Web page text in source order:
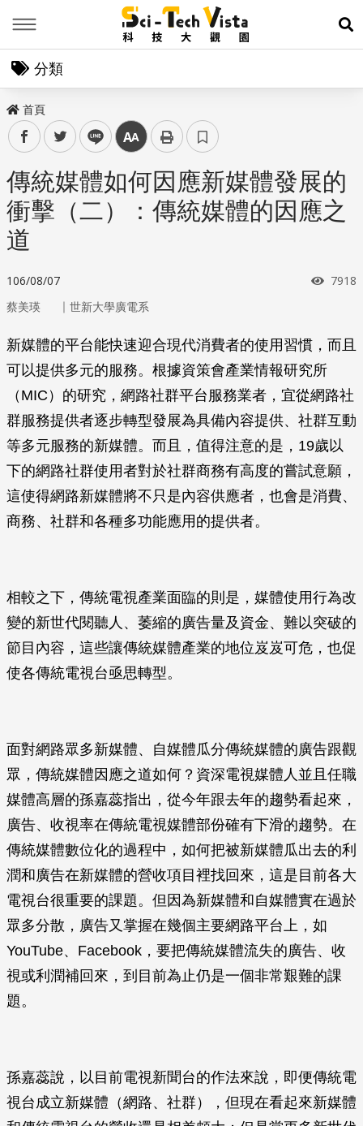
展
分類
首頁
facebooktwitter line 中
傳統媒體如何因應新媒體發展的
衝擊（二）：傳統媒體的因應之
道
106/08/07 瀏覽
7918
蔡美瑛 ｜ 世新大學廣電系
新媒體的平台能快速迎合現代消費者的使用習慣，而且
可以提供多元的服務。根據資策會產業情報研究所
（MIC）的研究，網路社群平台服務業者，宜從網路社
群服務提供者逐步轉型發展為具備內容提供、社群互動
等多元服務的新媒體。而且，值得注意的是，19歲以
下的網路社群使用者對於社群商務有高度的嘗試意願，
這使得網路新媒體將不只是內容供應者，也會是消費、
商務、社群和各種多功能應用的提供者。
相較之下，傳統電視產業面臨的則是，媒體使用行為改
變的新世代閱聽人、萎縮的廣告量及資金、難以突破的
節目內容，這些讓傳統媒體產業的地位岌岌可危，也促
使各傳統電視台亟思轉型。
面對網路眾多新媒體、自媒體瓜分傳統媒體的廣告跟觀
眾，傳統媒體因應之道如何？資深電視媒體人並且任職
媒體高層的孫嘉蕊指出，從今年跟去年的趨勢看起來，
廣告、收視率在傳統電視媒體部份確有下滑的趨勢。在
傳統媒體數位化的過程中，如何把被新媒體瓜出去的利
潤和廣告在新媒體的營收項目裡找回來，這是目前各大
電視台很重要的課題。但因為新媒體和自媒體實在過於
眾多分散，廣告又掌握在幾個主要網路平台上，如
YouTube、Facebook，要把傳統媒體流失的廣告、收
視或利潤補回來，到目前為止仍是一個非常艱難的課
題。
孫嘉蕊說，以目前電視新聞台的作法來說，即便傳統電
視台成立新媒體（網路、社群），但現在看起來新媒體